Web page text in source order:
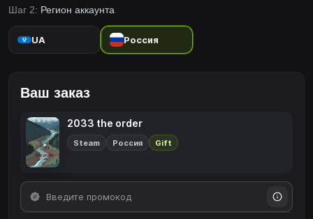
Шаг 2: Регион аккаунта
UA Россия
Ваш заказ
2033 the order
Steam Россия Gift